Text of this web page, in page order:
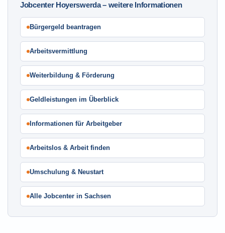
Jobcenter Hoyerswerda – weitere Informationen
Bürgergeld beantragen
Arbeitsvermittlung
Weiterbildung & Förderung
Geldleistungen im Überblick
Informationen für Arbeitgeber
Arbeitslos & Arbeit finden
Umschulung & Neustart
Alle Jobcenter in Sachsen